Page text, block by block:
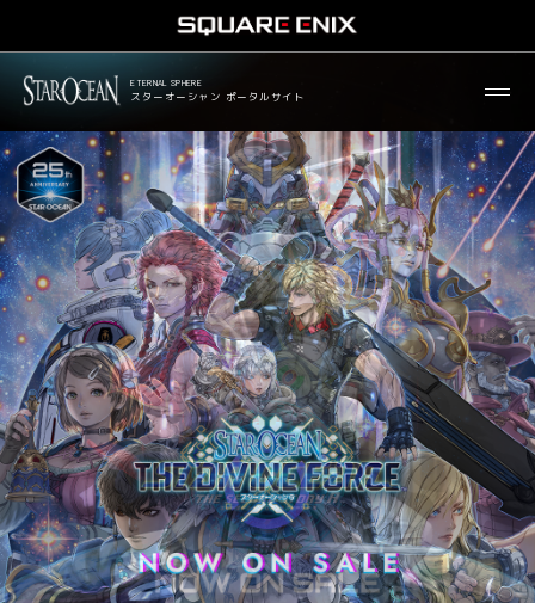
ETERNAL SPHERE
スターオーシャン ポータルサイト
OFFICIAL X
LINEUP